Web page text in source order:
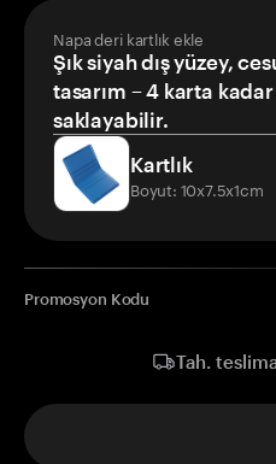
Napa deri kartlık ekle
Şık siyah dış yüzey,
tasarım – 4 karta kadar
saklayabilir.
Kartlık
Boyut: 10x7.5x1cm
Promosyon Kodu
Tah.